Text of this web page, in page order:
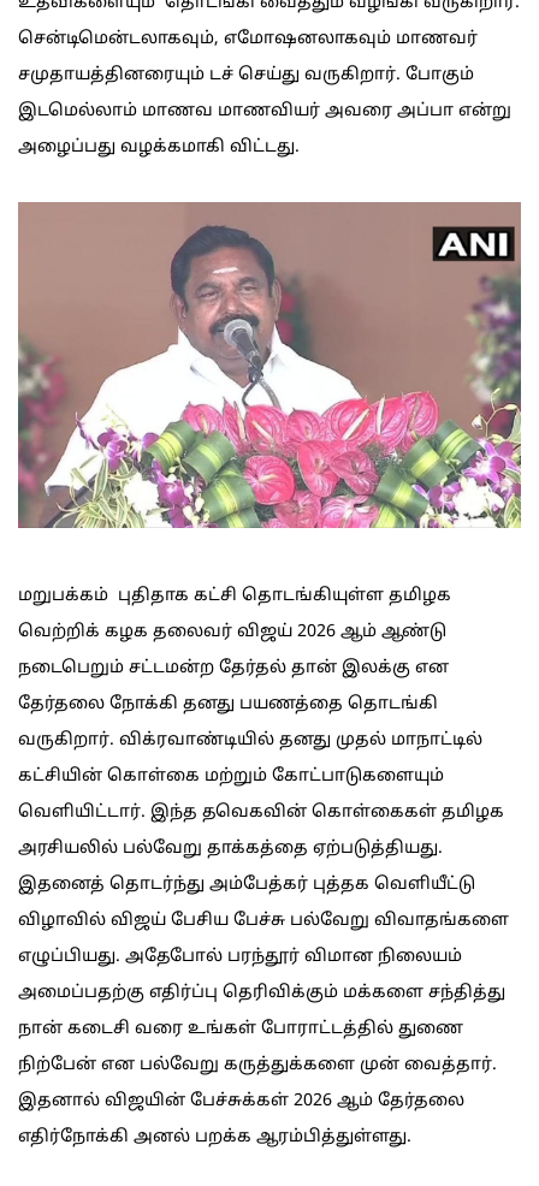
சென்டிமென்டலாகவும், எமோஷனலாகவும் மாணவர்
சமுதாயத்தினரையும் டச் செய்து வருகிறார். போகும்
இடமெல்லாம் மாணவ மாணவியர் அவரை அப்பா என்று
அழைப்பது வழக்கமாகி விட்டது.
மறுபக்கம் புதிதாக கட்சி தொடங்கியுள்ள தமிழக
வெற்றிக் கழக தலைவர் விஜய் 2026 ஆம் ஆண்டு
நடைபெறும் சட்டமன்ற தேர்தல் தான் இலக்கு என
தேர்தலை நோக்கி தனது பயணத்தை தொடங்கி
வருகிறார். விக்ரவாண்டியில் தனது முதல் மாநாட்டில்
கட்சியின் கொள்கை மற்றும் கோட்பாடுகளையும்
வெளியிட்டார். இந்த தவெகவின் கொள்கைகள் தமிழக
அரசியலில் பல்வேறு தாக்கத்தை ஏற்படுத்தியது.
இதனைத் தொடர்ந்து அம்பேத்கர் புத்தக வெளியீட்டு
விழாவில் விஜய் பேசிய பேச்சு பல்வேறு விவாதங்களை
எழுப்பியது. அதேபோல் பரந்தூர் விமான நிலையம்
அமைப்பதற்கு எதிர்ப்பு தெரிவிக்கும் மக்களை சந்தித்து
நான் கடைசி வரை உங்கள் போராட்டத்தில் துணை
நிற்பேன் என பல்வேறு கருத்துக்களை முன் வைத்தார்.
இதனால் விஜயின் பேச்சுக்கள் 2026 ஆம் தேர்தலை
எதிர்நோக்கி அனல் பறக்க ஆரம்பித்துள்ளது.